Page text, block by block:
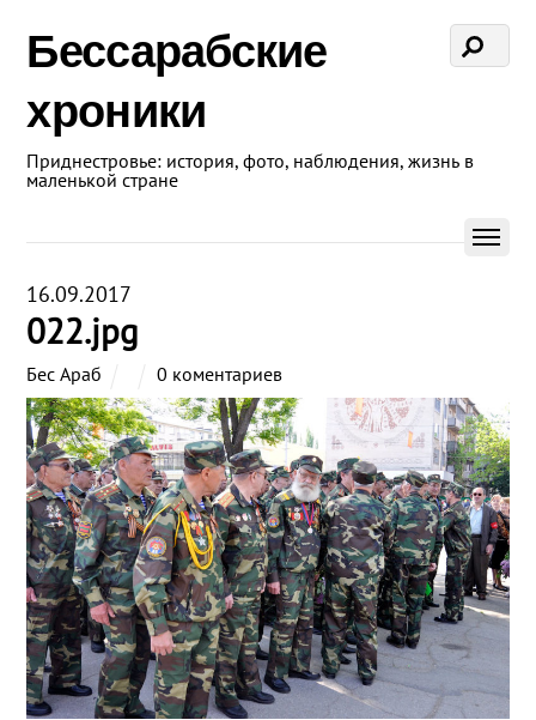
Бессарабские
хроники
Приднестровье: история, фото, наблюдения, жизнь в
маленькой стране
16.09.2017
022.jpg
Бес Араб 0 коментариев